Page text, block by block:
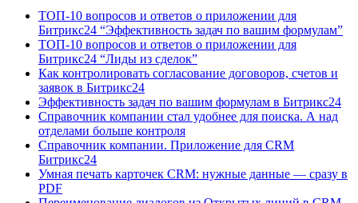
ТОП-10 вопросов и ответов о приложении для
Битрикс24 “Эффективность задач по вашим формулам”
ТОП-10 вопросов и ответов о приложении для
Битрикс24 “Лиды из сделок”
Как контролировать согласование договоров, счетов и
заявок в Битрикс24
Эффективность задач по вашим формулам в Битрикс24
Справочник компании стал удобнее для поиска. А над
отделами больше контроля
Справочник компании. Приложение для CRM
Битрикс24
Умная печать карточек CRM: нужные данные — сразу в
PDF